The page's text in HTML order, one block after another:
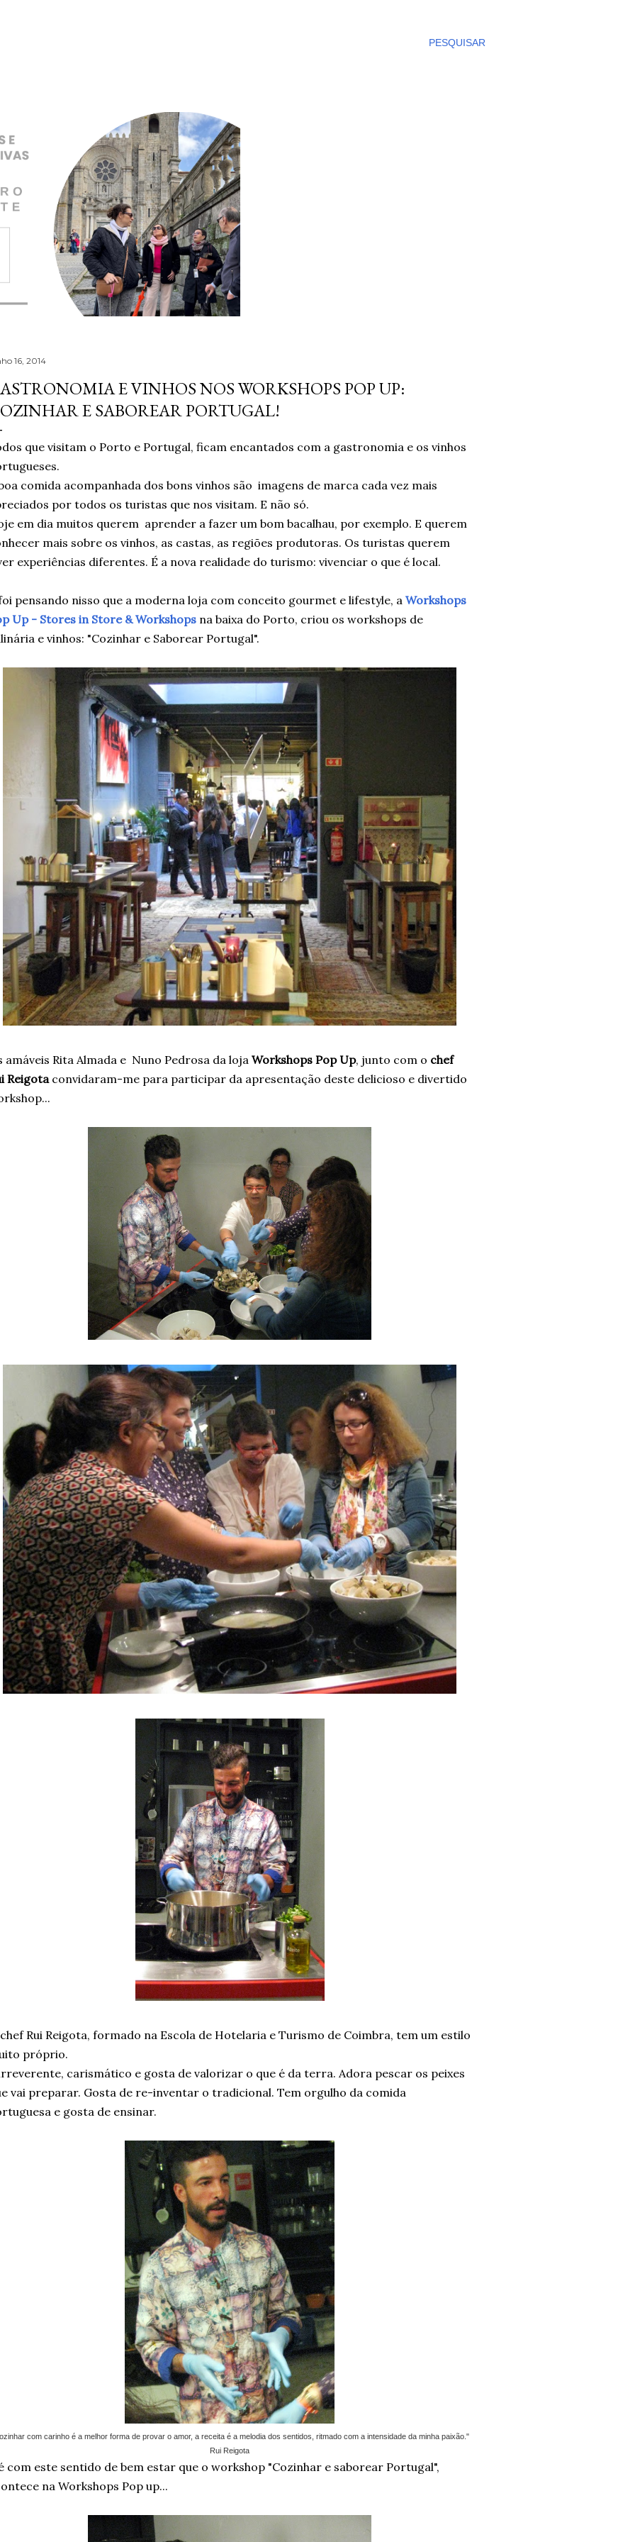
PESQUISAR
16, 2014
E VINHOS NOS WORKSHOPS POP UP:
E SABOREAR PORTUGAL!
que visitam o Porto e Portugal, ficam encantados com a gastronomia e os vinhos
comida acompanhada dos bons vinhos são imagens de marca cada vez mais
por todos os turistas que nos visitam. E não só.
em dia muitos querem aprender a fazer um bom bacalhau, por exemplo. E querem
mais sobre os vinhos, as castas, as regiões produtoras. Os turistas querem
experiências diferentes. É a nova realidade do turismo: vivenciar o que é local.
pensando nisso que a moderna loja com conceito gourmet e lifestyle, a Workshops
Up - Stores in Store & Workshops na baixa do Porto, criou os workshops de
e vinhos: "Cozinhar e Saborear Portugal".
amáveis Rita Almada e Nuno Pedrosa da loja Workshops Pop Up, junto com o chef
Reigotaconvidaram-me para participar da apresentação deste delicioso e divertido
Rui Reigota, formado na Escola de Hotelaria e Turismo de Coimbra, tem um estilo
próprio.
carismático e gosta de valorizar o que é da terra. Adora pescar os peixes
vai preparar. Gosta de re-inventar o tradicional. Tem orgulho da comida
e gosta de ensinar.
com carinho é a melhor forma de provar o amor, a receita é a melodia dos sentidos, ritmado com a intensidade da minha paixão."
Rui Reigota
com este sentido de bem estar que o workshop "Cozinhar e saborear Portugal",
na Workshops Pop up...